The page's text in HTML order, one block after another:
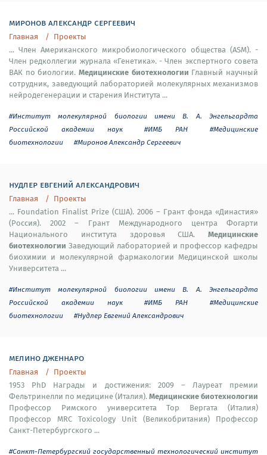
миронов александр сергеевич
Главная
Проекты
... Член Американского микробиологического общества (ASM). -
Член редколлегии журнала «Генетика». - Член экспертного совета
ВАК по биологии. Медицинские биотехнологии Главный научный
сотрудник, заведующий лабораторией молекулярных механизмов
нейродегенерации и старения Института ...
#Институт молекулярной биологии имени В. А. Энгельгардта
Российской академии наук
#ИМБ РАН
#Медицинские
биотехнологии
#Миронов Александр Сергеевич
нудлер евгений александрович
Главная
Проекты
... Foundation Finalist Prize (США). 2006 – Грант фонда «Династия»
(Россия). 2002 – Грант Международного центра Фогарти
Национального института здоровья США. Медицинские
биотехнологии Заведующий лабораторией и профессор кафедры
биохимии и молекулярной фармакологии Медицинской школы
Университета ...
#Институт молекулярной биологии имени В. А. Энгельгардта
Российской академии наук
#ИМБ РАН
#Медицинские
биотехнологии
#Нудлер Евгений Александрович
мелино дженнаро
Главная
Проекты
1953 PhD Награды и достижения: 2009 – Лауреат премии
Фельтринелли по медицине (Италия).Медицинские биотехнологии
Профессор Римского университета Тор Вергата (Италия)
Профессор MRC Toxicology Unit (Великобритания) Профессор
Санкт-Петербургского ...
#Санкт-Петербургский государственный технологический институт